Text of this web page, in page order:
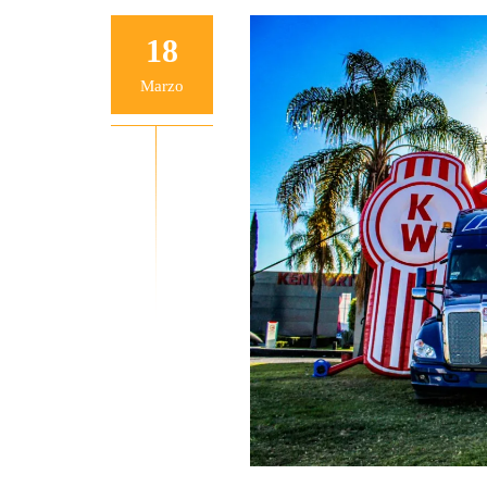
18
Marzo